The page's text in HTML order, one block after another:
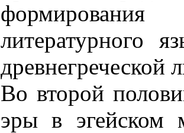
литературного
древнегреческой
Во второй
эры в эгейском